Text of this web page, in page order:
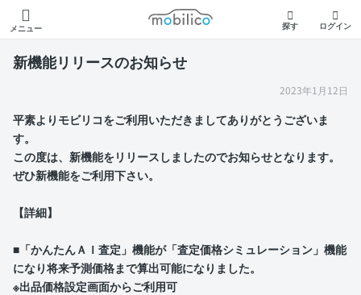
メニュー
モビリコ
探す ログイン
新機能リリースのお知らせ
2023年1月12日
平素よりモビリコをご利用いただきましてありがとうございま
す。
この度は、新機能をリリースしましたのでお知らせとなります。
ぜひ新機能をご利用下さい。
【詳細】
■「かんたんＡＩ査定」機能が「査定価格シミュレーション」機能
になり将来予測価格まで算出可能になりました。
※出品価格設定画面からご利用可